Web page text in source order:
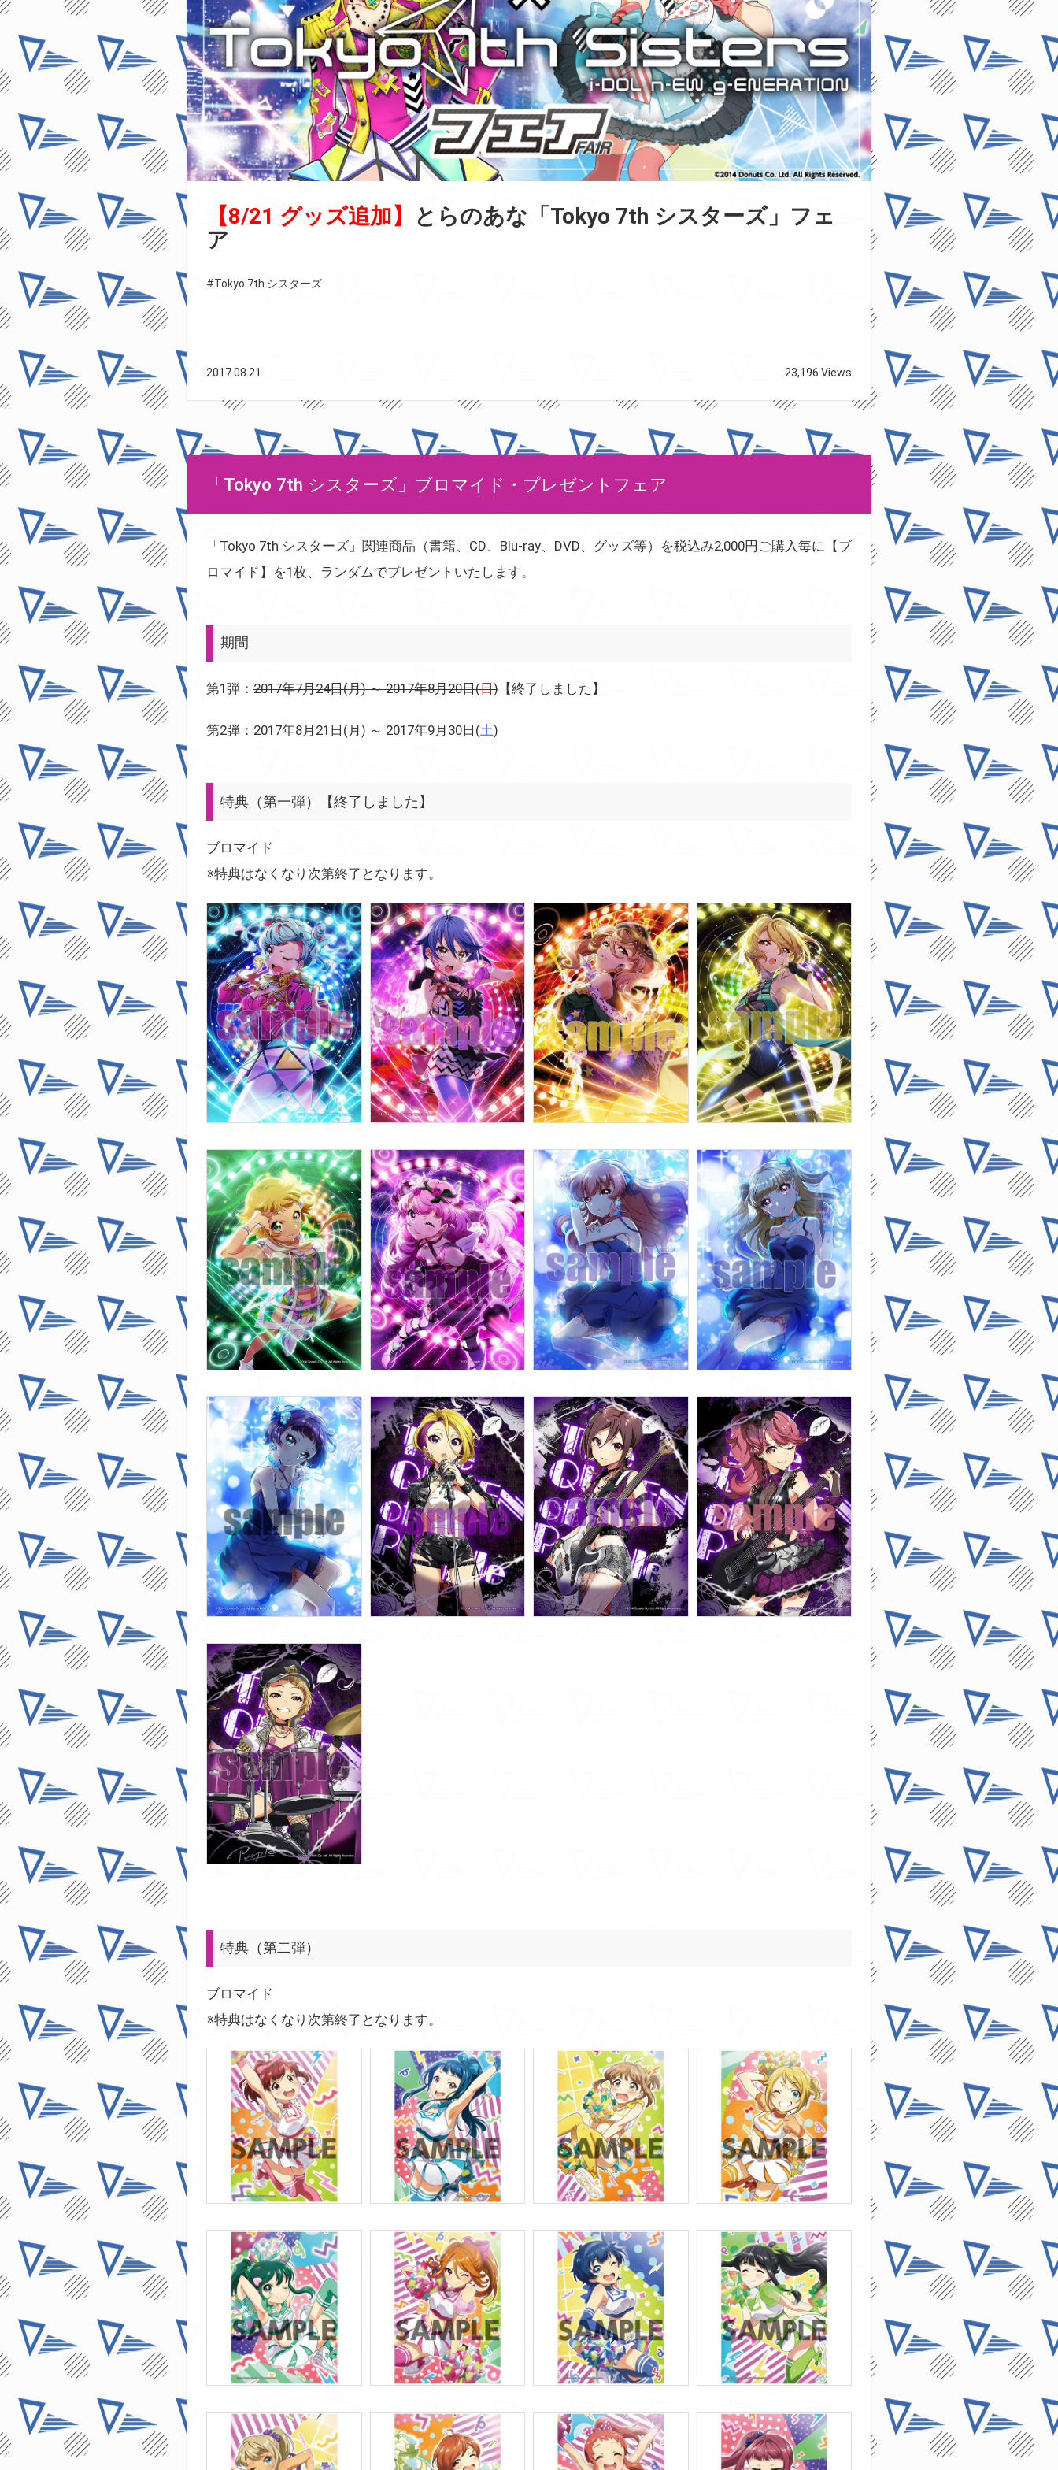
【8/21 グッズ追加】
とらのあな「Tokyo 7th シスターズ」フェ
ア
#Tokyo 7th シスターズ
2017.08.21 23,196 Views
「Tokyo 7th シスターズ」ブロマイド・プレゼントフェア
「Tokyo 7th シスターズ」関連商品（書籍、CD、Blu-ray、DVD、グッズ等）を税込み2,000円ご購入毎に【ブ
ロマイド】を1枚、ランダムでプレゼントいたします。
期間
第1弾： 2017年7月24日(月) ～ 2017年8月20日(日) 【終了しました】
第2弾：2017年8月21日(月) ～ 2017年9月30日(土)
特典（第一弾）【終了しました】
ブロマイド
※特典はなくなり次第終了となります。
特典（第二弾）
ブロマイド
※特典はなくなり次第終了となります。